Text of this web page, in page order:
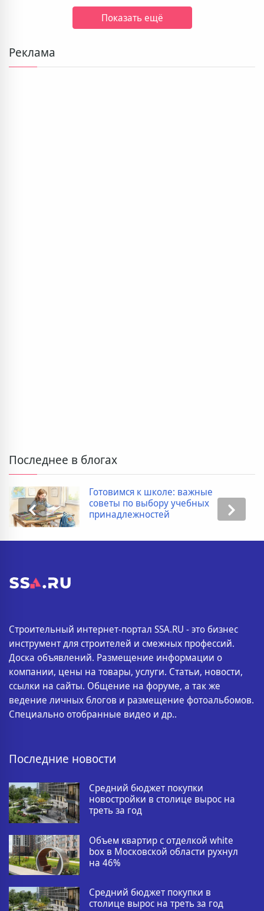
Показать ещё
Реклама
Последнее в блогах
Готовимся к школе: важные
советы по выбору учебных
принадлежностей
Строительный интернет-портал SSA.RU - это бизнес
инструмент для строителей и смежных профессий.
Доска объявлений. Размещение информации о
компании, цены на товары, услуги. Статьи, новости,
ссылки на сайты. Общение на форуме, а так же
ведение личных блогов и размещение фотоальбомов.
Специально отобранные видео и др..
Последние новости
Средний бюджет покупки
новостройки в столице вырос на
треть за год
Объем квартир с отделкой white
box в Московской области рухнул
на 46%
Средний бюджет покупки в
столице вырос на треть за год